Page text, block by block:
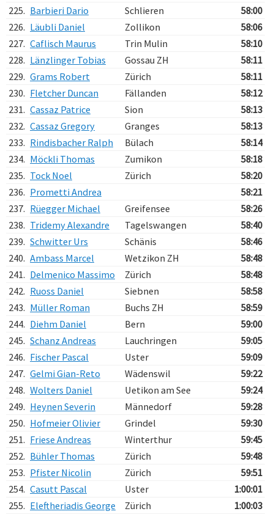
225. Barbieri Dario Schlieren
58:00
226. Läubli Daniel Zollikon
58:06
227. Caflisch Maurus Trin Mulin
58:10
228. Länzlinger Tobias Gossau ZH
58:11
229. Grams Robert Zürich
58:11
230. Fletcher Duncan Fällanden
58:12
231. Cassaz Patrice Sion
58:13
232. Cassaz Gregory Granges
58:13
233. Rindisbacher Ralph Bülach
58:14
234. Möckli Thomas Zumikon
58:18
235. Tock Noel Zürich
58:20
236. Prometti Andrea
58:21
237. Rüegger Michael Greifensee
58:26
238. Tridemy Alexandre Tagelswangen
58:40
239. Schwitter Urs Schänis
58:46
240. Ambass Marcel Wetzikon ZH
58:48
241. Delmenico Massimo Zürich
58:48
242. Ruoss Daniel Siebnen
58:58
243. Müller Roman Buchs ZH
58:59
244. Diehm Daniel Bern
59:00
245. Schanz Andreas Lauchringen
59:05
246. Fischer Pascal Uster
59:09
247. Gelmi Gian-Reto Wädenswil
59:22
248. Wolters Daniel Uetikon am See
59:24
249. Heynen Severin Männedorf
59:28
250. Hofmeier Olivier Grindel
59:30
251. Friese Andreas Winterthur
59:45
252. Bühler Thomas Zürich
59:48
253. Pfister Nicolin Zürich
59:51
254. Casutt Pascal Uster
1:00:01
255. Eleftheriadis George Zürich
1:00:03